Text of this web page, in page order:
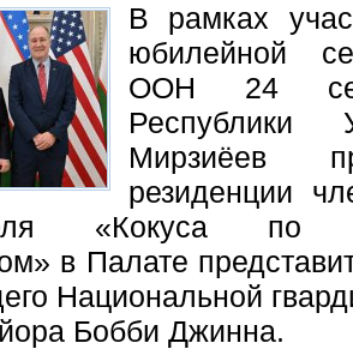
В рамках
юбилейной
ООН 24
Республики
Мирзиёев
резиденции
«Кокуса по
в Палате
Национальной
Бобби Джинна.